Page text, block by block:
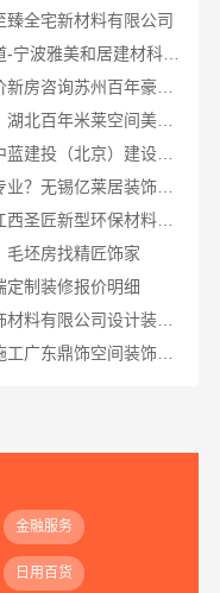
全宅新材料有限公司
老牌家装设计施工对接渠道-宁波雅美和居建材科技有限公司
苏州本地全包家装施工报价新房咨询苏州百年豪庭新材料有限公司
黄石专业空间设计一站式，湖北百年米莱空间美学装饰材料有限公司
杨凌全包装修十大品牌，中蓝建投（北京）建设有限公司武功分公司
基装设计施工一体化哪家专业？无锡亿莱居装饰工程材料有限公司
本地专业室内装修优势，江西圣匠新型环保材料有限公司
毛坯房找精匠饰家
制装修报价明细
湖北百年米莱空间美学装饰材料有限公司设计装修大平层实景案例
广东正规室内设计透明化施工广东鼎饰空间装饰工程有限公司
金融服务
日用百货